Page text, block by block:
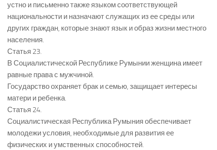
устно и письменно также языком соответствующей
национальности и назначают служащих из ее среды или
других граждан, которые знают язык и образ жизни местного
населения.
Статья 23.
В Социалистической Республике Румынии женщина имеет
равные права с мужчиной.
Государство охраняет брак и семью, защищает интересы
матери и ребенка.
Статья 24.
Социалистическая Республика Румыния обеспечивает
молодежи условия, необходимые для развития ее
физических и умственных способностей.